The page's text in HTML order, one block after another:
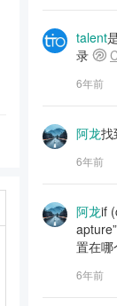
talent
录
6年前
阿龙找
6年前
阿龙if
置在哪
6年前